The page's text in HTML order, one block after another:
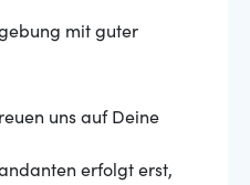
mit guter
uns auf Deine
erfolgt erst,